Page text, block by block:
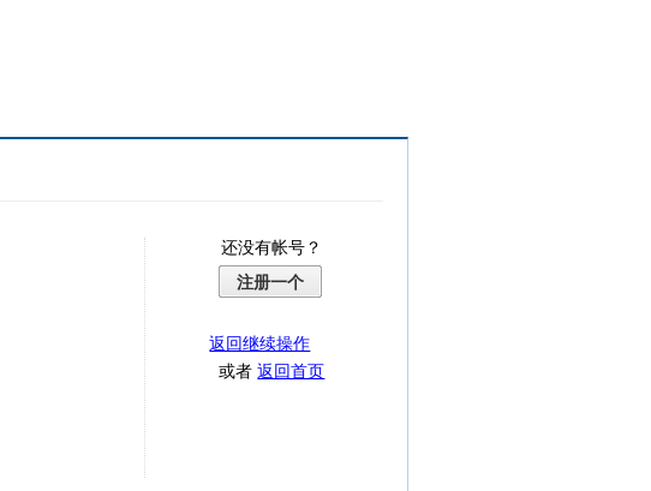
还没有帐号？
注册一个
返回继续操作
或者返回首页